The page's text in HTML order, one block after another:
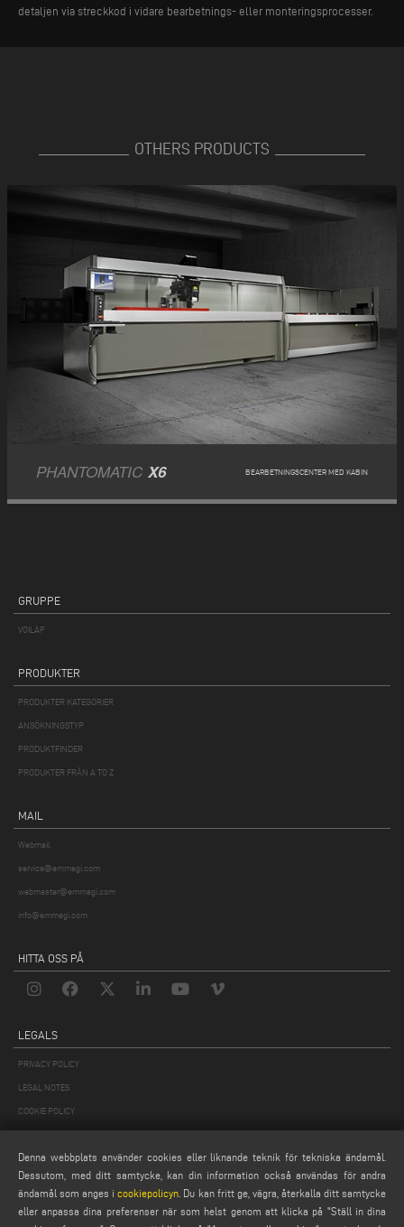
detaljen via streckkod i vidare bearbetnings- eller monteringsprocesser.
OTHERS PRODUCTS
PHANTOMATIC X6 BEARBETNINGSCENTER MED KABIN
GRUPPE
VOILÀP
PRODUKTER
PRODUKTER KATEGORIER
ANSÖKNINGSTYP
PRODUKTFINDER
PRODUKTER FRÅN A TO Z
MAIL
Webmail
service@emmegi.com
webmaster@emmegi.com
info@emmegi.com
HITTA OSS PÅ
LEGALS
PRIVACY POLICY
LEGAL NOTES
COOKIE POLICY
ALLMÄNNA DISTRIBUTIONSVILLKOR
COOKIES-INSTÄLLNINGAR
Denna webbplats använder cookies eller liknande teknik för tekniska ändamål.
Dessutom, med ditt samtycke, kan din information också användas för andra
ändamål som anges i cookiepolicyn . Du kan fritt ge, vägra, återkalla ditt samtycke
eller anpassa dina preferenser när som helst genom att klicka på "Ställ in dina